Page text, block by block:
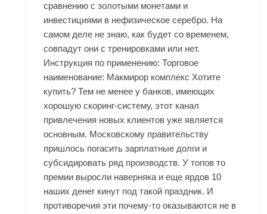
сравнению с золотыми монетами и
инвестициями в нефизическое серебро. На
самом деле не знаю, как будет со временем,
совпадут они с тренировками или нет.
Инструкция по применению: Торговое
наименование: Макмирор комплекс Хотите
купить? Тем не менее у банков, имеющих
хорошую скоринг-систему, этот канал
привлечения новых клиентов уже является
основным. Московскому правительству
пришлось погасить зарплатные долги и
субсидировать ряд производств. У топов то
премии выросли наверняка и еще ярдов 10
наших денег кинут под такой праздник. И
противоречия эти почему-то оказываются не в